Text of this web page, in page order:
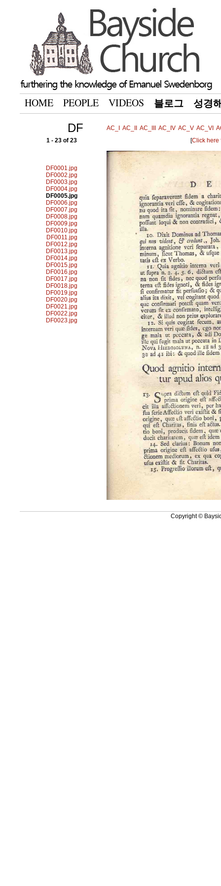
HOME PEOPLE VIDEOS 블로그 성경
DF AC_I AC_II AC_III AC_IV AC_V AC_VI
1 - 23 of 23
DF0001.jpg
DF0002.jpg
DF0003.jpg
DF0004.jpg
DF0005.jpg
DF0006.jpg
DF0007.jpg
DF0008.jpg
DF0009.jpg
DF0010.jpg
DF0011.jpg
DF0012.jpg
DF0013.jpg
DF0014.jpg
DF0015.jpg
DF0016.jpg
DF0017.jpg
DF0018.jpg
DF0019.jpg
DF0020.jpg
DF0021.jpg
DF0022.jpg
DF0023.jpg
[Click here
Copyright ©